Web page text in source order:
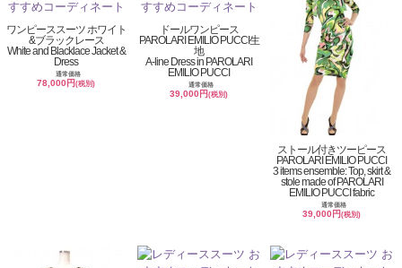
ワンピーススーツ ホワイト
&ブラックレース
White and Blacklace Jacket &
Dress
通常価格
78,000円(税別)
ドールワンピース
PAROLARI EMILIO PUCCI生
地
A-line Dress in PAROLARI
EMILIO PUCCI
通常価格
39,000円(税別)
ストール付きツーピース
PAROLARI EMILIO PUCCI
3 items ensemble: Top, skirt &
stole made of PAROLARI
EMILIO PUCCI fabric
通常価格
39,000円(税別)